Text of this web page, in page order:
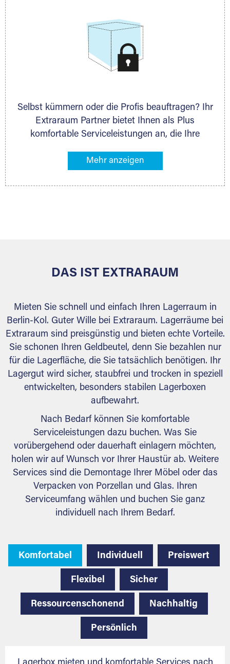
Selbst kümmern oder die Profis beauftragen? Ihr
Extraraum Partner bietet Ihnen als Plus
komfortable Serviceleistungen an, die Ihre
gehören z. B. Verpackungsservice, Lieferung von
Ihr Lagergut wird bei Ihrem Extraraum Partner
DAS IST EXTRARAUM
Mieten Sie schnell und einfach Ihren Lagerraum in
Berlin-Kol. Guter Wille bei Extraraum. Lagerräume bei
Extraraum sind preisgünstig und bieten echte Vorteile.
Sie schonen Ihren Geldbeutel, denn Sie bezahlen nur
für die Lagerfläche, die Sie tatsächlich benötigen. Ihr
Lagergut wird sicher, staubfrei und trocken in speziell
entwickelten, besonders stabilen Lagerboxen
aufbewahrt.
Nach Bedarf können Sie komfortable
Serviceleistungen dazu buchen. Was Sie
vorübergehend oder dauerhaft einlagern möchten,
holen wir auf Wunsch vor Ihrer Haustür ab. Weitere
Services sind die Demontage Ihrer Möbel oder das
Verpacken von Porzellan und Glas. Ihren
Serviceumfang wählen und buchen Sie ganz
individuell nach Ihrem Bedarf.
Komfortabel Individuell Preiswert
Flexibel Sicher
Ressourcenschonend Nachhaltig
Persönlich